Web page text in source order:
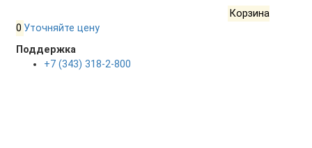
Корзина
0 Уточняйте цену
Поддержка
+7 (343) 318-2-800